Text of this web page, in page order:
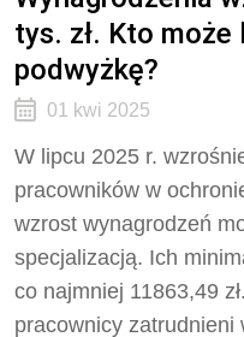
tys. zł. Kto
podwyżkę?
01 kwi 2025
W lipcu 2025 r.
pracowników w
wzrost wynagrodzeń
specjalizacją. Ich
co najmniej 11863,49
pracownicy zatrudnieni